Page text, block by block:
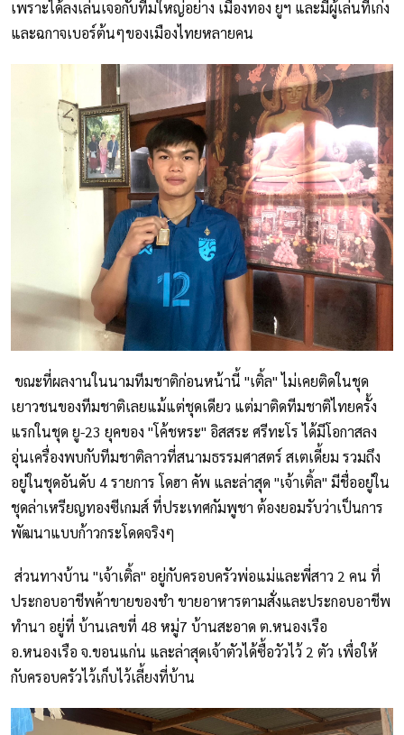
เพราะได้ลงเล่นเจอกับทีมใหญ่อย่าง เมืองทอง ยูฯ และมีผู้เล่นที่เก่ง
และฉกาจเบอร์ต้นๆของเมืองไทยหลายคน
ขณะที่ผลงานในนามทีมชาติก่อนหน้านี้ "เติ้ล" ไม่เคยติดในชุด
เยาวชนของทีมชาติเลยแม้แต่ชุดเดียว แต่มาติดทีมชาติไทยครั้ง
แรกในชุด ยู-23 ยุคของ "โค้ชหระ" อิสสระ ศรีทะโร ได้มีโอกาสลง
อุ่นเครื่องพบกับทีมชาติลาวที่สนามธรรมศาสตร์ สเตเดี้ยม รวมถึง
อยู่ในชุดอันดับ 4 รายการ โดฮา คัพ และล่าสุด "เจ้าเติ้ล" มีชื่ออยู่ใน
ชุดล่าเหรียญทองซีเกมส์ ที่ประเทศกัมพูชา ต้องยอมรับว่าเป็นการ
พัฒนาแบบก้าวกระโดดจริงๆ
ส่วนทางบ้าน "เจ้าเติ้ล" อยู่กับครอบครัวพ่อแม่และพี่สาว 2 คน ที่
ประกอบอาชีพค้าขายของชำ ขายอาหารตามสั่งและประกอบอาชีพ
ทำนา อยู่ที่ บ้านเลขที่ 48 หมู่7 บ้านสะอาด ต.หนองเรือ
อ.หนองเรือ จ.ขอนแก่น และล่าสุดเจ้าตัวได้ซื้อวัวไว้ 2 ตัว เพื่อให้
กับครอบครัวไว้เก็บไว้เลี้ยงที่บ้าน